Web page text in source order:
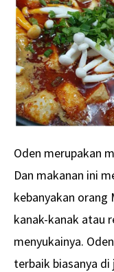
Oden merupakan
Dan makanan ini
kebanyakan
kanak-kanak atau
menyukainya.
terbaik biasanya